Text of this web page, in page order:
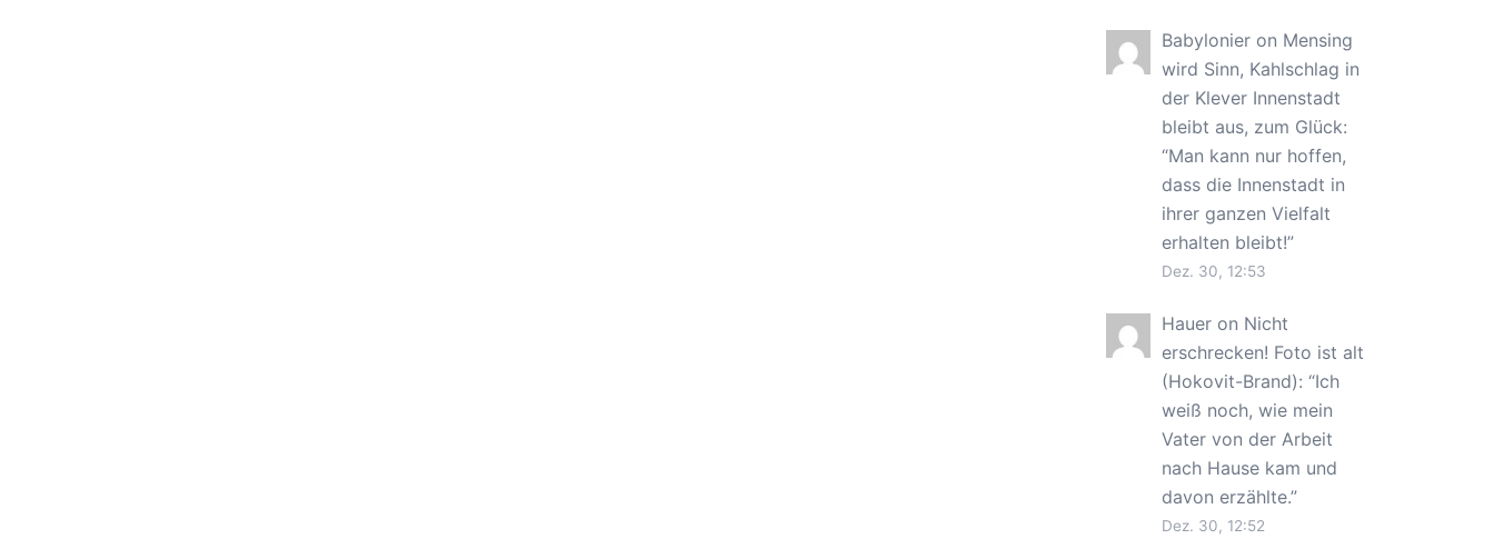
Babylonieron Mensing
wird Sinn, Kahlschlag in
der Klever Innenstadt
bleibt aus, zum Glück:
“Man kann nur hoffen,
dass die Innenstadt in
ihrer ganzen Vielfalt
erhalten bleibt!”
Dez. 30, 12:53
Haueron Nicht
erschrecken! Foto ist alt
(Hokovit-Brand): “Ich
weiß noch, wie mein
Vater von der Arbeit
nach Hause kam und
davon erzählte.”
Dez. 30, 12:52